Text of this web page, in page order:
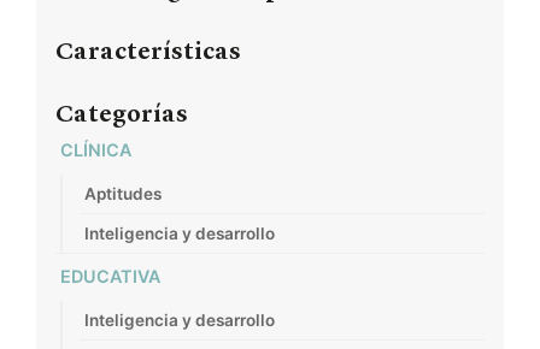
Características
Categorías
CLÍNICA
Aptitudes
Inteligencia y desarrollo
EDUCATIVA
Inteligencia y desarrollo